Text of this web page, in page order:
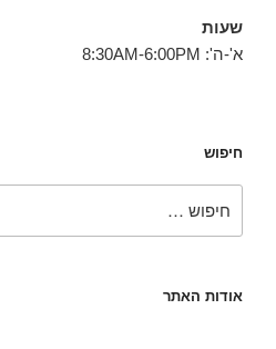
שעות
א'-ה': 8:30AM-6:00PM
חיפוש
אודות האתר